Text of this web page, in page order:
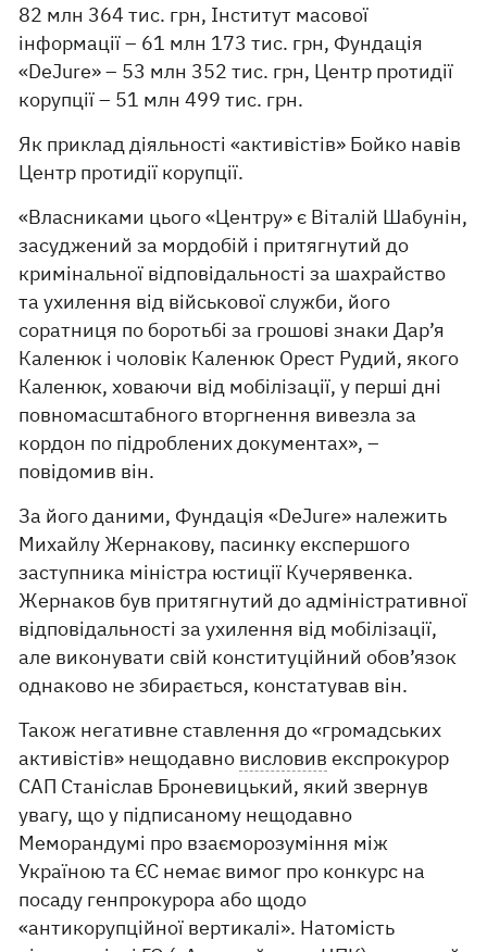
82 млн 364 тис. грн, Інститут масової
інформації – 61 млн 173 тис. грн, Фундація
«DeJure» – 53 млн 352 тис. грн, Центр протидії
корупції – 51 млн 499 тис. грн.
Як приклад діяльності «активістів» Бойко навів
Центр протидії корупції.
«Власниками цього «Центру» є Віталій Шабунін,
засуджений за мордобій і притягнутий до
кримінальної відповідальності за шахрайство
та ухилення від військової служби, його
соратниця по боротьбі за грошові знаки Дар’я
Каленюк і чоловік Каленюк Орест Рудий, якого
Каленюк, ховаючи від мобілізації, у перші дні
повномасштабного вторгнення вивезла за
кордон по підроблених документах», –
повідомив він.
За його даними, Фундація «DeJure» належить
Михайлу Жернакову, пасинку експершого
заступника міністра юстиції Кучерявенка.
Жернаков був притягнутий до адміністративної
відповідальності за ухилення від мобілізації,
але виконувати свій конституційний обов’язок
однаково не збирається, констатував він.
Також негативне ставлення до «громадських
активістів» нещодавно висловив експрокурор
САП Станіслав Броневицький, який звернув
увагу, що у підписаному нещодавно
Меморандумі про взаєморозуміння між
Україною та ЄС немає вимог про конкурс на
посаду генпрокурора або щодо
«антикорупційної вертикалі». Натомість